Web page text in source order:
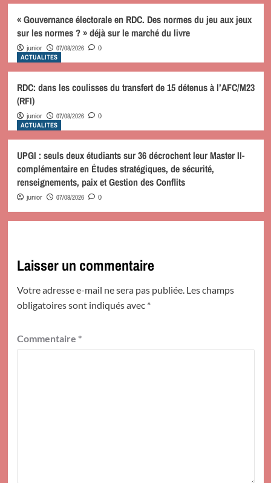
« Gouvernance électorale en RDC. Des normes du jeu aux jeux
sur les normes ? » déjà sur le marché du livre
junior 07/08/2026 0
ACTUALITES
RDC: dans les coulisses du transfert de 15 détenus à l’AFC/M23
(RFI)
junior 07/08/2026 0
ACTUALITES
UPGI : seuls deux étudiants sur 36 décrochent leur Master II-
complémentaire en Études stratégiques, de sécurité,
renseignements, paix et Gestion des Conflits
junior 07/08/2026 0
Laisser un commentaire
Votre adresse e-mail ne sera pas publiée. Les champs
obligatoires sont indiqués avec *
Commentaire *